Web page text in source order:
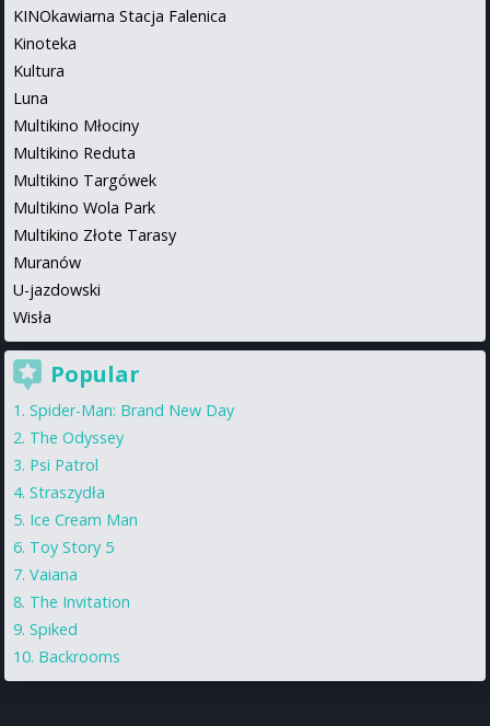
KINOkawiarna Stacja Falenica
Kinoteka
Kultura
Luna
Multikino Młociny
Multikino Reduta
Multikino Targówek
Multikino Wola Park
Multikino Złote Tarasy
Muranów
U-jazdowski
Wisła
Popular
Spider-Man: Brand New Day
The Odyssey
Psi Patrol
Straszydła
Ice Cream Man
Toy Story 5
Vaiana
The Invitation
Spiked
Backrooms